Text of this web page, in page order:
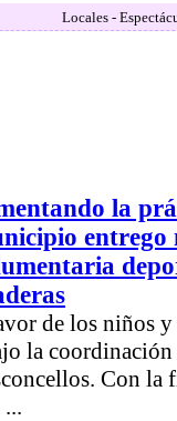
Locales -
la
entrego
de los niños
la
Con la